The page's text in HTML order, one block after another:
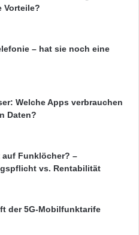
Mietwagen,
Geld zu
verbindlichen
von Name Your
– priceline.coms
die niedrigsten
kann. Agoda.com ist
der in 37 Sprachen
ist ein
der seine
Vorteile?
– hat sie noch eine
Welche Apps verbrauchen
Daten?
auf Funklöcher? –
vs. Rentabilität
der 5G-Mobilfunktarife